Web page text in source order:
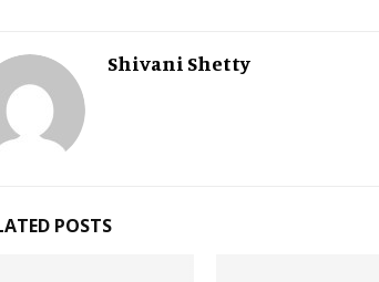
Shivani Shetty
POSTS